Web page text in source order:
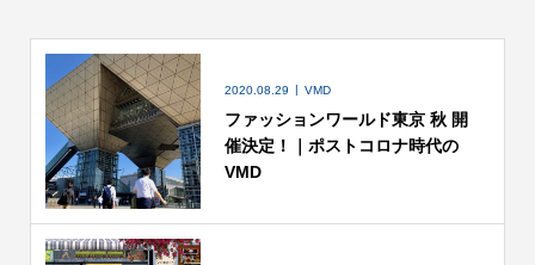
2020.08.29 VMD
ファッションワールド東京 秋 開
催決定！｜ポストコロナ時代の
VMD